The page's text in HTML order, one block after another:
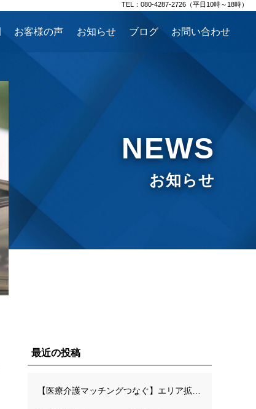
TEL：080-4287-2726（平日10時～18時）
お客様の声 お知らせ ブログ お問い合わせ
NEWS
お知らせ
最近の投稿